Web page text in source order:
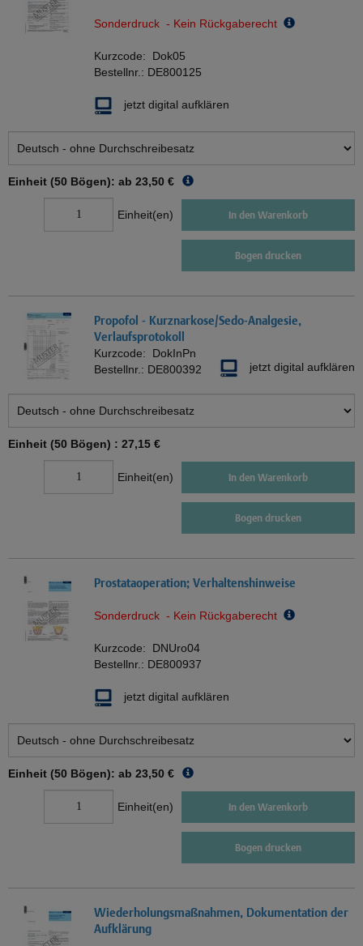
Sonderdruck - Kein Rückgaberecht
Kurzcode: Dok05
Bestellnr.: DE800125
jetzt digital aufklären
Einheit (50 Bögen): ab 23,50 €
Einheit(en) In den Warenkorb
Bogen drucken
Propofol - Kurznarkose/Sedo-Analgesie,
Verlaufsprotokoll
Kurzcode: DokInPn
Bestellnr.: DE800392 jetzt digital aufklären
Einheit (50 Bögen) : 27,15 €
Einheit(en) In den Warenkorb
Bogen drucken
Prostataoperation; Verhaltenshinweise
Sonderdruck - Kein Rückgaberecht
Kurzcode: DNUro04
Bestellnr.: DE800937
jetzt digital aufklären
Einheit (50 Bögen): ab 23,50 €
Einheit(en) In den Warenkorb
Bogen drucken
Wiederholungsmaßnahmen, Dokumentation der
Aufklärung